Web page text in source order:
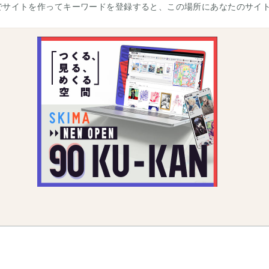
イトを作ってキーワードを登録すると、この場所にあなたのサイ